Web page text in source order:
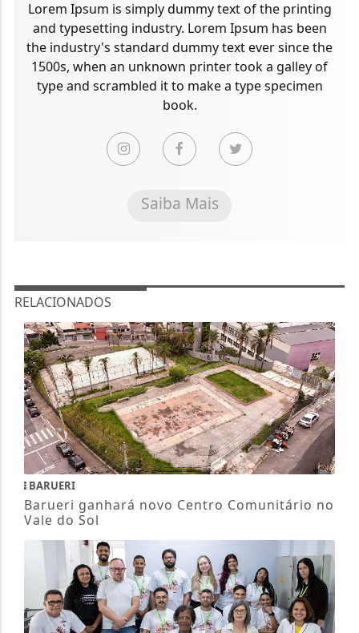
Lorem Ipsum is simply dummy text of the printing
and typesetting industry. Lorem Ipsum has been
the industry's standard dummy text ever since the
1500s, when an unknown printer took a galley of
type and scrambled it to make a type specimen
book.
Saiba Mais
RELACIONADOS
BARUERI
Barueri ganhará novo Centro Comunitário no
Vale do Sol